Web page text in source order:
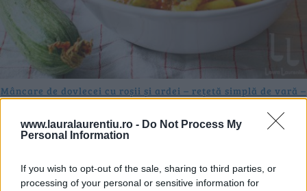
www.lauralaurentiu.ro - Do Not Process My
Personal Information
If you wish to opt-out of the sale, sharing to third parties, or
processing of your personal or sensitive information for
Mâncare de dovlecei cu roșii și ardei – rețetă simplă de vară –
VIDEO+text
28.07.2026